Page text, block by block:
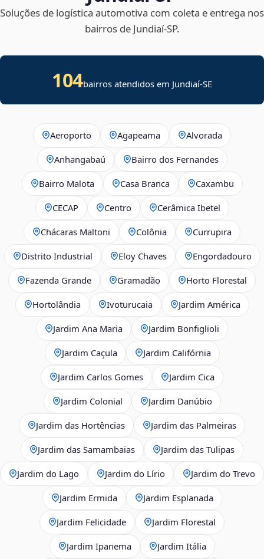
Soluções de logística automotiva com coleta e entrega nos
bairros de Jundiaí‑SP.
104bairros atendidos em Jundiaí-SE
Aeroporto Agapeama Alvorada
Anhangabaú Bairro dos Fernandes
Bairro Malota Casa Branca Caxambu
CECAP Centro Cerâmica Ibetel
Chácaras Maltoni Colônia Currupira
Distrito Industrial Eloy Chaves Engordadouro
Fazenda Grande Gramadão Horto Florestal
Hortolândia Ivoturucaia Jardim América
Jardim Ana Maria Jardim Bonfiglioli
Jardim Caçula Jardim Califórnia
Jardim Carlos Gomes Jardim Cica
Jardim Colonial Jardim Danúbio
Jardim das Hortências Jardim das Palmeiras
Jardim das Samambaias Jardim das Tulipas
Jardim do Lago Jardim do Lírio Jardim do Trevo
Jardim Ermida Jardim Esplanada
Jardim Felicidade Jardim Florestal
Jardim Ipanema Jardim Itália